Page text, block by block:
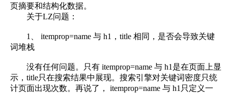
页摘要和结构化数据。
关于LZ问题：
1、 itemprop=name 与 h1，title 相同，是否会导致关键
词堆栈
没有任何问题。只有 itemprop=name 与 h1是在页面上显
示，title只在搜索结果中展现。搜索引擎对关键词密度只统
计页面出现次数。再说了， itemprop=name 与 h1只定义一